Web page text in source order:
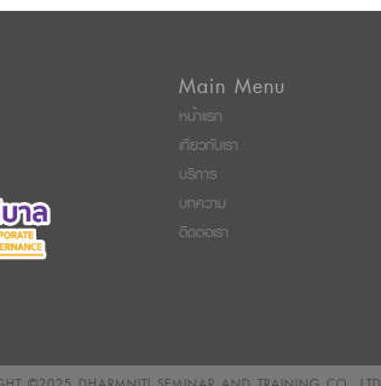
Main Menu
หน้าแรก
เกี่ยวกับเรา
บริการ
บทความ
ติดต่อเรา